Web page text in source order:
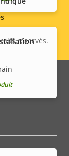
réservés.